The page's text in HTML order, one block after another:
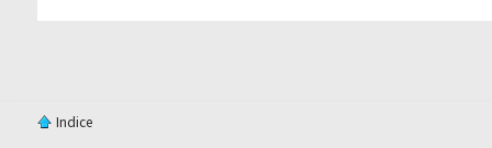
Indice